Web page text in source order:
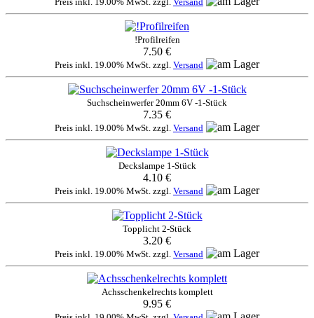
!Profilreifen
7.50 €
Preis inkl. 19.00% MwSt. zzgl. Versand
Suchscheinwerfer 20mm 6V -1-Stück
7.35 €
Preis inkl. 19.00% MwSt. zzgl. Versand
Deckslampe 1-Stück
4.10 €
Preis inkl. 19.00% MwSt. zzgl. Versand
Topplicht 2-Stück
3.20 €
Preis inkl. 19.00% MwSt. zzgl. Versand
Achsschenkelrechts komplett
9.95 €